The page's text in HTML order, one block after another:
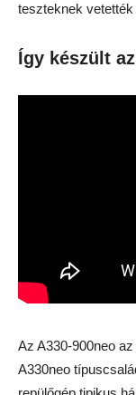
teszteknek vetették
Így készült
Az A330-900neo
A330neo